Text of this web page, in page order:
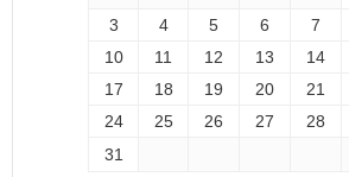
3
4 5 6 7
10 11 12 13 14
17
18 19 20 21
24
25 26 27 28
31